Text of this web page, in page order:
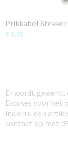
Prikkabel Stekker
€ 3,75
Er wordt
Excuses voor het
indien u een
contact op met